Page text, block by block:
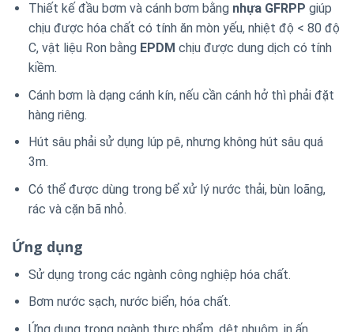
Thiết kế đầu bơm và cánh bơm bằng nhựa GFRPP giúp
chịu được hóa chất có tính ăn mòn yếu, nhiệt độ < 80 độ
C, vật liệu Ron bằng EPDM chịu được dung dịch có tính
kiềm.
Cánh bơm là dạng cánh kín, nếu cần cánh hở thì phải đặt
hàng riêng.
Hút sâu phải sử dụng lúp pê, nhưng không hút sâu quá
3m.
Có thể được dùng trong bể xử lý nước thải, bùn loãng,
rác và cặn bã nhỏ.
Ứng dụng
Sử dụng trong các ngành công nghiệp hóa chất.
Bơm nước sạch, nước biển, hóa chất.